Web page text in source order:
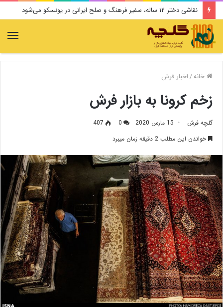
نقاشی دختر ۱۲ ساله، سفیر فرهنگ و صلح ایرانی در یونسکو می‌شود
خانه/اخبار فرش
زخم کرونا به بازار فرش
گلچه فرش 15 مارس 2020 0
407
خواندن این مطلب 2 دقیقه زمان میبرد